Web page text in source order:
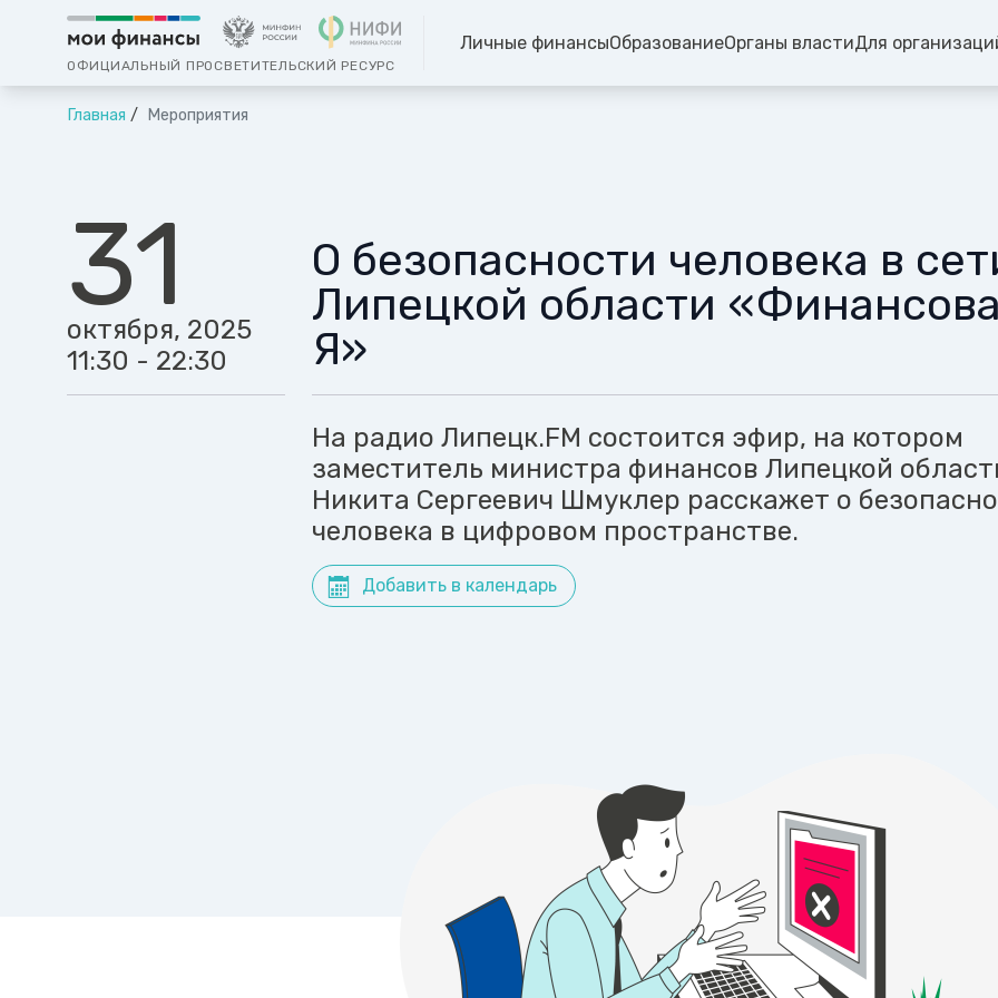
ОФИЦИАЛЬНЫЙ ПРОСВЕТИТЕЛЬСКИЙ РЕСУРС
Личные финансыОбразованиеОрганы властиДля
Главная Мероприятия
31
октября, 2025
11:30 - 22:30
О безопасности человека в
Липецкой области
Я»
На радио Липецк.FM состоится эфир, на котором
заместитель министра финансов Липецкой
Никита Сергеевич Шмуклер расскажет о
человека в цифровом пространстве.
Добавить в календарь